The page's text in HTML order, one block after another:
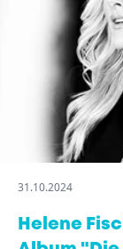
31.10.2024
Helene